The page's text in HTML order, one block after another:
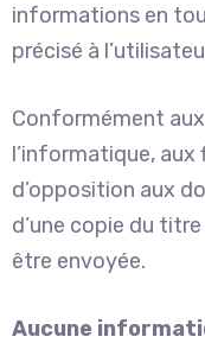
informations en
précisé à
Conformément
l’informatique,
d’opposition aux
d’une copie du
être envoyée.
Aucune